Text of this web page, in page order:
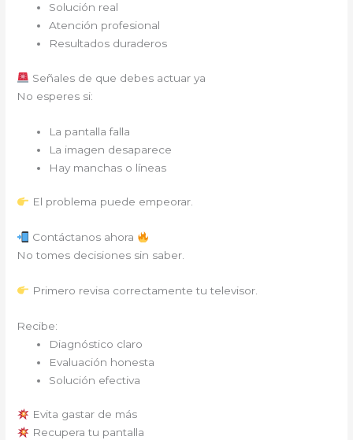
Solución real
Atención profesional
Resultados duraderos
Señales de que debes actuar ya
No esperes si:
La pantalla falla
La imagen desaparece
Hay manchas o líneas
El problema puede empeorar.
Contáctanos ahora
No tomes decisiones sin saber.
Primero revisa correctamente tu televisor.
Recibe:
Diagnóstico claro
Evaluación honesta
Solución efectiva
Evita gastar de más
Recupera tu pantalla